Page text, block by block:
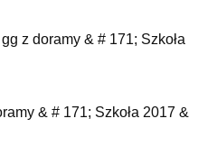
z doramy & # 171; Szkoła
& # 171; Szkoła 2017 &